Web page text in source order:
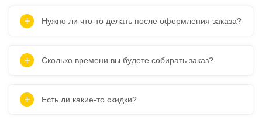
Нужно ли что-то делать после оформления заказа?
Сколько времени вы будете собирать заказ?
Есть ли какие-то скидки?